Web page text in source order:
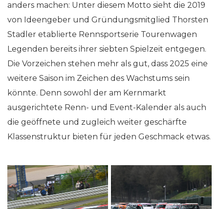
anders machen: Unter diesem Motto sieht die 2019
von Ideengeber und Gründungsmitglied Thorsten
Stadler etablierte Rennsportserie Tourenwagen
Legenden bereits ihrer siebten Spielzeit entgegen.
Die Vorzeichen stehen mehr als gut, dass 2025 eine
weitere Saison im Zeichen des Wachstums sein
könnte. Denn sowohl der am Kernmarkt
ausgerichtete Renn- und Event-Kalender als auch
die geöffnete und zugleich weiter geschärfte
Klassenstruktur bieten für jeden Geschmack etwas.